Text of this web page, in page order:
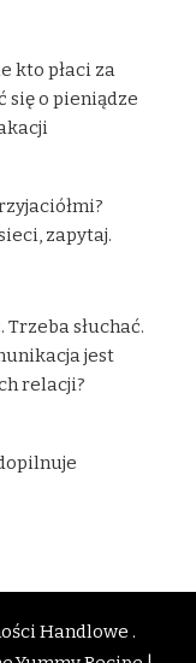
kto płaci za
się o pieniądze
zapytaj.
Trzeba słuchać.
jest
relacji?
Handlowe .